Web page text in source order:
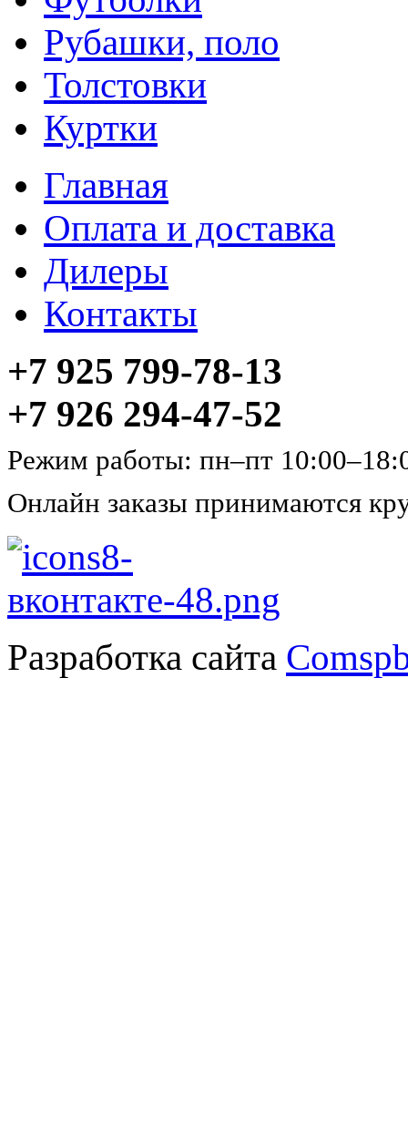
Рубашки, поло
Толстовки
Куртки
Главная
Оплата и доставка
Дилеры
Контакты
+7 925 799-78-13
+7 926 294-47-52
Режим работы: пн–пт
Онлайн заказы принимаются
Разработка сайта